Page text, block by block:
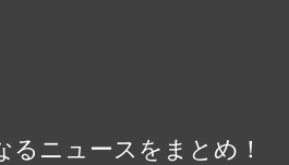
ニュースをまとめ！